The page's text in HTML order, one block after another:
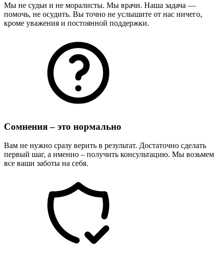
Мы не судьи и не моралисты. Мы врачи. Наша задача —
помочь, не осудить. Вы точно не услышите от нас ничего,
кроме уважения и постоянной поддержки.
Сомнения – это нормально
Вам не нужно сразу верить в результат. Достаточно сделать
первый шаг, а именно – получить консультацию. Мы возьмем
все ваши заботы на себя.